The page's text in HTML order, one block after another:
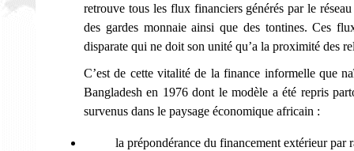
retrouve tous les flux financiers générés par le
des gardes monnaie ainsi que des tontines. Ces
disparate qui ne doit son unité qu’a la proximité des
C’est de cette vitalité de la finance informelle que
Bangladesh en 1976 dont le modèle a été repris
survenus dans le paysage économique africain :
la prépondérance du financement extérieur par